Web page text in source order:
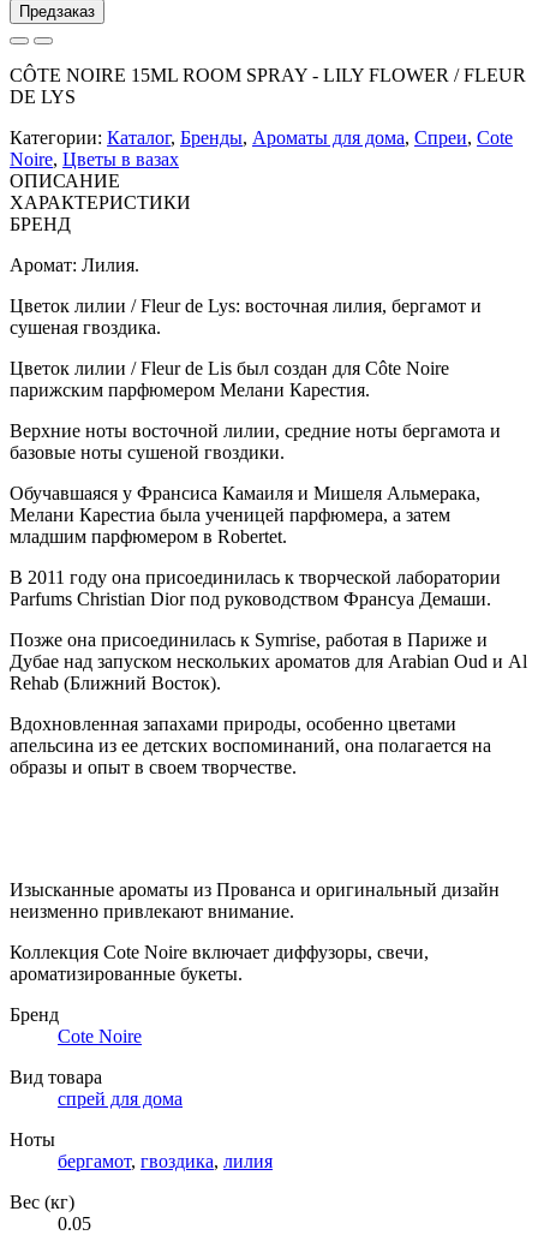
Предзаказ
CÔTE NOIRE 15ML ROOM SPRAY - LILY FLOWER / FLEUR
DE LYS
Категории: Каталог, Бренды, Ароматы для дома, Спреи, Cote
Noire, Цветы в вазах
ОПИСАНИЕ
ХАРАКТЕРИСТИКИ
БРЕНД
Аромат: Лилия.
Цветок лилии / Fleur de Lys: восточная лилия, бергамот и
сушеная гвоздика.
Цветок лилии / Fleur de Lis был создан для Côte Noire
парижским парфюмером Мелани Карестия.
Верхние ноты восточной лилии, средние ноты бергамота и
базовые ноты сушеной гвоздики.
Обучавшаяся у Франсиса Камаиля и Мишеля Альмерака,
Мелани Карестиа была ученицей парфюмера, а затем
младшим парфюмером в Robertet.
В 2011 году она присоединилась к творческой лаборатории
Parfums Christian Dior под руководством Франсуа Демаши.
Позже она присоединилась к Symrise, работая в Париже и
Дубае над запуском нескольких ароматов для Arabian Oud и Al
Rehab (Ближний Восток).
Вдохновленная запахами природы, особенно цветами
апельсина из ее детских воспоминаний, она полагается на
образы и опыт в своем творчестве.
Изысканные ароматы из Прованса и оригинальный дизайн
неизменно привлекают внимание.
Коллекция Cote Noire включает диффузоры, свечи,
ароматизированные букеты.
Бренд
Cote Noire
Вид товара
спрей для дома
Ноты
бергамот, гвоздика, лилия
Вес (кг)
0.05